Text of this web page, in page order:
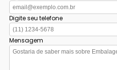
Digite seu telefone
Mensagem